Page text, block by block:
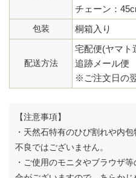
チェーン：
包装
桐箱入り
配送方法
宅配便(ヤマト
追跡メール便
※ご注文日の
【注意事項】
・天然石特有のひび割れや内
不良ではございません。
・ご使用のモニタやブラウザ